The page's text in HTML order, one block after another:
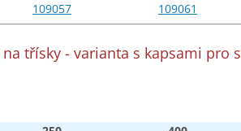
109057 109061
na třísky - varianta s kapsami pro